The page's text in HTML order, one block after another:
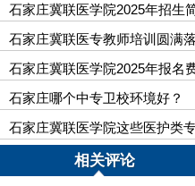
石家庄冀联医学院2025年招生
石家庄冀联医专教师培训圆满
石家庄冀联医学院2025年报名
石家庄哪个中专卫校环境好？
石家庄冀联医学院这些医护类
相关评论